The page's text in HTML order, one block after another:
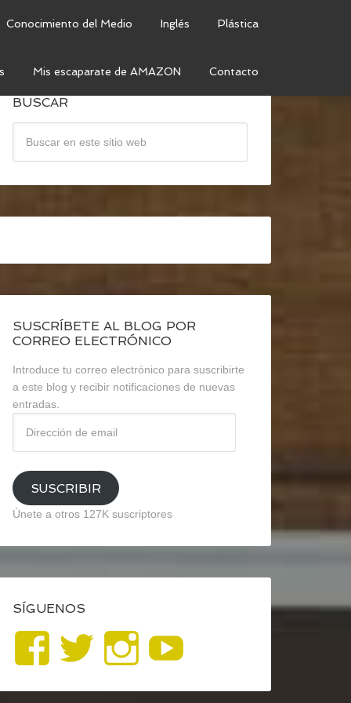
Conocimiento del Medio Inglés Plástica
Mis escaparate de AMAZON Contacto
BUSCAR
SUSCRÍBETE AL BLOG POR
CORREO ELECTRÓNICO
Introduce tu correo electrónico para suscribirte
a este blog y recibir notificaciones de nuevas
entradas.
email
SUSCRIBIR
Únete a otros 127K suscriptores
SÍGUENOS
Ver
perfil
Ver
perfil
Ver
perfil